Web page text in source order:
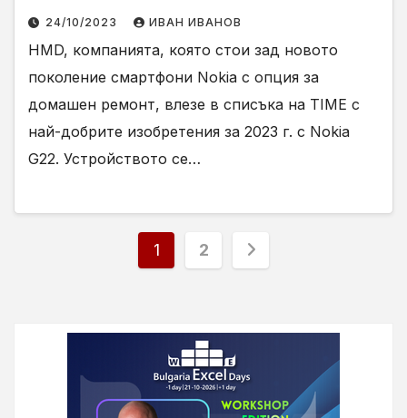
24/10/2023 ИВАН ИВАНОВ
HMD, компанията, която стои зад новото
поколение смартфони Nokia с опция за
домашен ремонт, влезе в списъка на TIME с
най-добрите изобретения за 2023 г. с Nokia
G22. Устройството се…
Разделяне
публикациите
страници
1 2